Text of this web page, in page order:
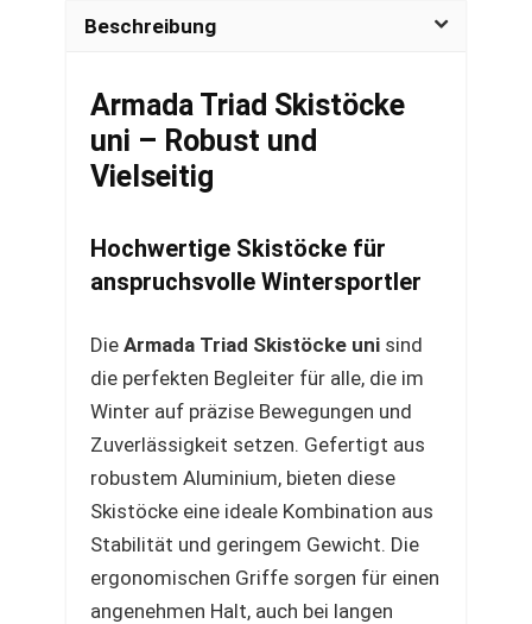
Beschreibung
Armada Triad Skistöcke
uni – Robust und
Vielseitig
Hochwertige Skistöcke für
anspruchsvolle Wintersportler
Die Armada Triad Skistöcke uni sind
die perfekten Begleiter für alle, die im
Winter auf präzise Bewegungen und
Zuverlässigkeit setzen. Gefertigt aus
robustem Aluminium, bieten diese
Skistöcke eine ideale Kombination aus
Stabilität und geringem Gewicht. Die
ergonomischen Griffe sorgen für einen
angenehmen Halt, auch bei langen